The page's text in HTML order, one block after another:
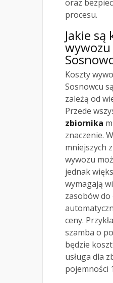
oraz
procesu.
Jakie są
Koszty
Sosnowcu
zależą od
Przede
zbiornika
znaczenie.
mniejszych
wywozu
jednak
wymagają
zasobów
ceny.
szamba o
będzie
usługa dla
pojemności